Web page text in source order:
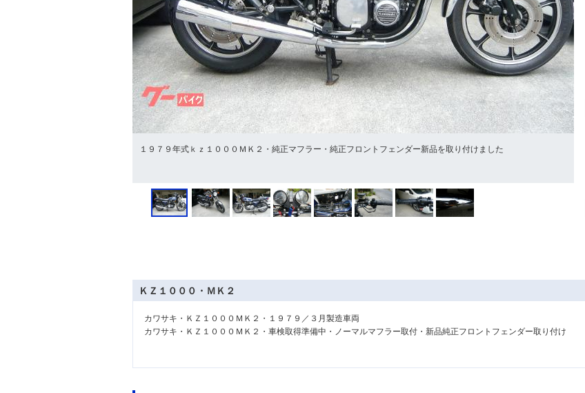
１９７９年式ｋｚ１０００ＭＫ２・純正マフラー・純正フロントフェンダー新品を取り付けました
ＫＺ１０００・ＭＫ２
カワサキ・ＫＺ１０００ＭＫ２・１９７９／３月製造車両
カワサキ・ＫＺ１０００ＭＫ２・車検取得準備中・ノーマルマフラー取付・新品純正フロントフェンダー取り付け